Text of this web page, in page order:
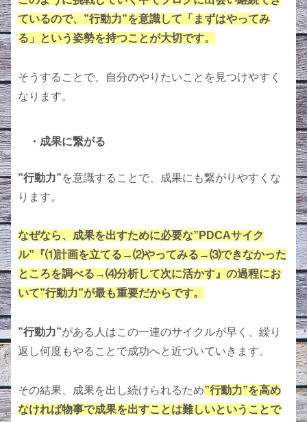
ているので、”行動力”を意識して「まずはやってみ
る」という姿勢を持つことが大切です。
そうすることで、自分のやりたいことを見つけやすく
なります。
・成果に繋がる
”行動力”を意識することで、成果にも繋がりやすくな
ります。
なぜなら、成果を出すために必要な”PDCAサイク
ル”『⑴計画を立てる→⑵やってみる→⑶できなかった
ところを調べる→⑷分析して次に活かす』の過程にお
いて”行動力”が最も重要だからです。
”行動力”がある人はこの一連のサイクルが早く、繰り
返し何度もやることで成功へと近づいていきます。
その結果、成果を出し続けられるため”行動力”を高め
なければ物事で成果を出すことは難しいということで